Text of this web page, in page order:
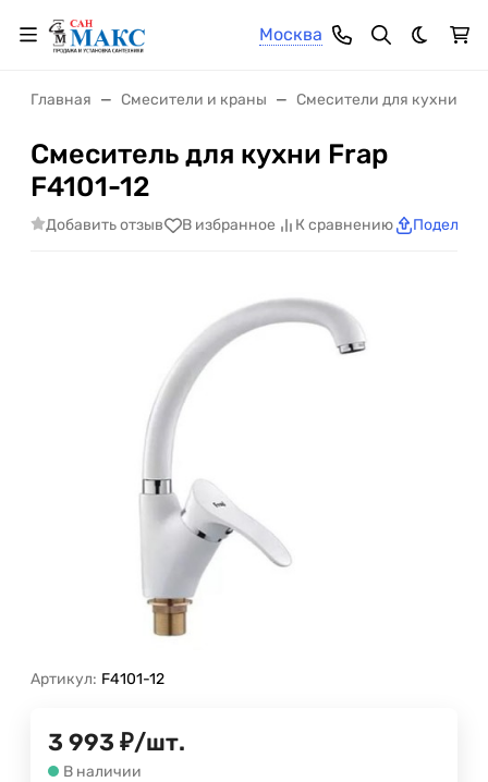
Москва
Темная
Главная Смесители и краны Смесители для кухни
Смеситель для кухни Frap
F4101-12
Добавить отзыв В избранное К сравнению
Артикул: F4101-12
3 993 ₽/шт.
В наличии